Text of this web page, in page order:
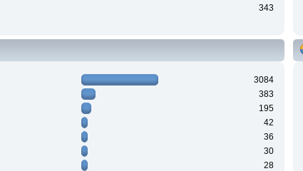
343
3084
383
195
42
36
30
28